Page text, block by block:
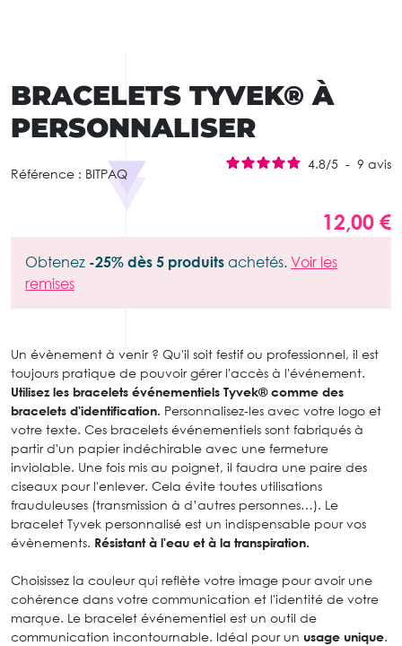
BRACELETS TYVEK® À
PERSONNALISER
Référence : BITPAQ
4.8/5 - 9 avis
12,00 €
Obtenez -25% dès 5 produits achetés. Voir les
remises
Un évènement à venir ? Qu'il soit festif ou professionnel, il est
toujours pratique de pouvoir gérer l'accès à l'événement.
Utilisez les bracelets événementiels Tyvek® comme des
bracelets d'identification. Personnalisez-les avec votre logo et
votre texte. Ces bracelets événementiels sont fabriqués à
partir d'un papier indéchirable avec une fermeture
inviolable. Une fois mis au poignet, il faudra une paire des
ciseaux pour l'enlever. Cela évite toutes utilisations
frauduleuses (transmission à d’autres personnes…). Le
bracelet Tyvek personnalisé est un indispensable pour vos
évènements. Résistant à l'eau et à la transpiration.
Choisissez la couleur qui reflète votre image pour avoir une
cohérence dans votre communication et l'identité de votre
marque. Le bracelet événementiel est un outil de
communication incontournable. Idéal pour un usage unique.